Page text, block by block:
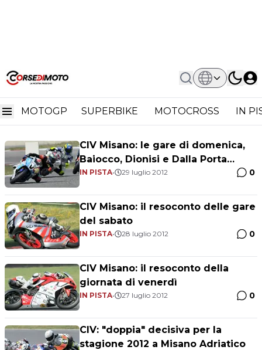
MOTOGP SUPERBIKE MOTOCROSS IN
Home CIV Misano 2012,
CIV Misano 2012,
CIV Misano: le gare di domenica,
Baiocco, Dionisi e Dalla Porta
campioni
IN PISTA• 29 luglio 2012 0
CIV Misano: il resoconto delle gare
del sabato
IN PISTA• 28 luglio 2012 0
CIV Misano: il resoconto della
giornata di venerdì
IN PISTA• 27 luglio 2012 0
CIV: "doppia" decisiva per la
stagione 2012 a Misano Adriatico